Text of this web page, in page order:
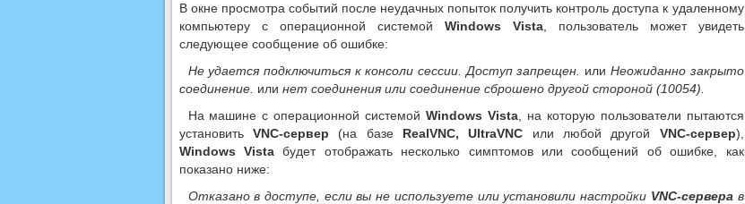
В окне просмотра событий после неудачных попыток получить контроль доступа к удаленному
компьютеру с операционной системой Windows Vista, пользователь может увидеть
следующее сообщение об ошибке:
Не удается подключиться к консоли сессии. Доступ запрещен.
или Неожиданно закрыто
соединение. или нет соединения или соединение сброшено другой стороной (10054).
На машине с операционной системой Windows Vista, на которую пользователи пытаются
установить VNC-сервер (на базе RealVNC, UltraVNC или любой другой VNC-сервер),
Windows Vistaбудет отображать несколько симптомов или сообщений об ошибке, как
показано ниже:
Отказано в доступе, если вы не используете или установили настройки VNC-сервера в